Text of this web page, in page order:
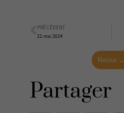
Précédent
PRÉCÉDENT
22 mai 2024
Retour →
Partager